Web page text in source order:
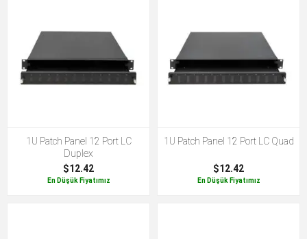
1U Patch Panel 12 Port LC
Duplex
$12.42
En Düşük Fiyatımız
1U Patch Panel 12 Port LC Quad
$12.42
En Düşük Fiyatımız